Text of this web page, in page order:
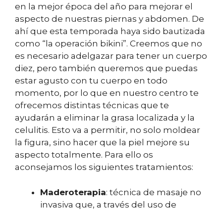
en la mejor época del año para mejorar el
aspecto de nuestras piernas y abdomen. De
ahí que esta temporada haya sido bautizada
como “la operación bikini”. Creemos que no
es necesario adelgazar para tener un cuerpo
diez, pero también queremos que puedas
estar agusto con tu cuerpo en todo
momento, por lo que en nuestro centro te
ofrecemos distintas técnicas que te
ayudarán a eliminar la grasa localizada y la
celulitis. Esto va a permitir, no solo moldear
la figura, sino hacer que la piel mejore su
aspecto totalmente. Para ello os
aconsejamos los siguientes tratamientos:
Maderoterapia: técnica de masaje no
invasiva que, a través del uso de